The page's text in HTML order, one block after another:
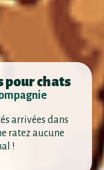
pour chats
arrivées dans
ratez aucune
!